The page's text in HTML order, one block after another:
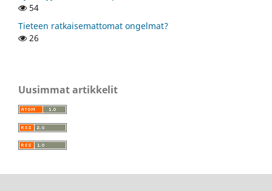
54
Tieteen ratkaisemattomat ongelmat?
26
Uusimmat artikkelit